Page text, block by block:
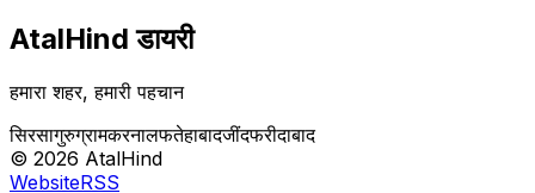
AtalHind डायरी
हमारा शहर, हमारी पहचान
सिरसागुरुग्रामकरनालफतेहाबादजींदफरीदाबाद
© 2026 AtalHind
WebsiteRSS